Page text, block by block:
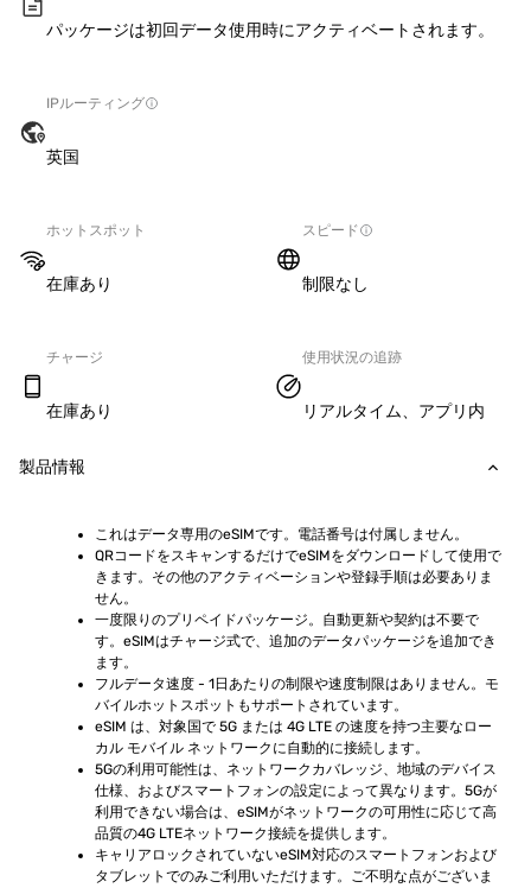
パッケージは初回データ使用時にアクティベートされます。
IPルーティング
英国
ホットスポット
在庫あり
スピード
制限なし
チャージ
在庫あり
使用状況の追跡
リアルタイム、アプリ内
製品情報
これはデータ専用のeSIMです。電話番号は付属しません。
QRコードをスキャンするだけでeSIMをダウンロードして使用で
きます。その他のアクティベーションや登録手順は必要ありま
せん。
一度限りのプリペイドパッケージ。自動更新や契約は不要で
す。eSIMはチャージ式で、追加のデータパッケージを追加でき
ます。
フルデータ速度 - 1日あたりの制限や速度制限はありません。モ
バイルホットスポットもサポートされています。
eSIM は、対象国で 5G または 4G LTE の速度を持つ主要なロー
カル モバイル ネットワークに自動的に接続します。
5Gの利用可能性は、ネットワークカバレッジ、地域のデバイス
仕様、およびスマートフォンの設定によって異なります。5Gが
利用できない場合は、eSIMがネットワークの可用性に応じて高
品質の4G LTEネットワーク接続を提供します。
キャリアロックされていないeSIM対応のスマートフォンおよび
タブレットでのみご利用いただけます。ご不明な点がございま